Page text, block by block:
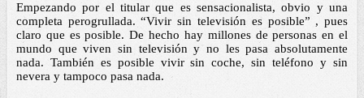
Empezando por el titular que es sensacionalista, obvio y una
completa perogrullada. “Vivir sin televisión es posible” , pues
claro que es posible. De hecho hay millones de personas en el
mundo que viven sin televisión y no les pasa absolutamente
nada. También es posible vivir sin coche, sin teléfono y sin
nevera y tampoco pasa nada.